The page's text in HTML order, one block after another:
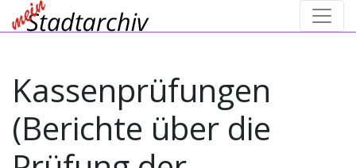
Kassenprüfungen
(Berichte über die